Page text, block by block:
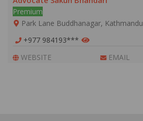
Premium
Park Lane Buddhanagar, Kathmandu
+977 984193***
WEBSITE
EMAIL